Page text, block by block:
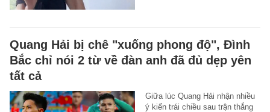
Quang Hải bị chê "xuống phong độ", Đình
Bắc chỉ nói 2 từ về đàn anh đã đủ dẹp yên
tất cả
Giữa lúc Quang Hải nhận nhiều
ý kiến trái chiều sau trận thắng